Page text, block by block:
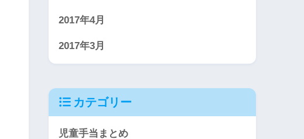
2017年4月
2017年3月
カテゴリー
児童手当まとめ